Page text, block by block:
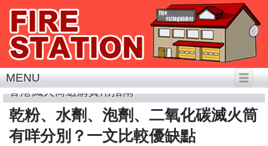
MENU
香港滅火筒選購實用指南
乾粉、水劑、泡劑、二氧化碳滅火筒
有咩分別？一文比較優缺點